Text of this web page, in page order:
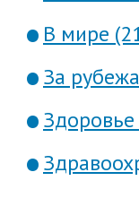
В мире
За
Здоровье